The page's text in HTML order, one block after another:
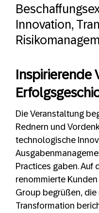
Innovation,
Inspirierende
Die Veranstaltung
Rednern und
technologische
Practices gaben. Auf
renommierte
Group begrüßen,
Transformation